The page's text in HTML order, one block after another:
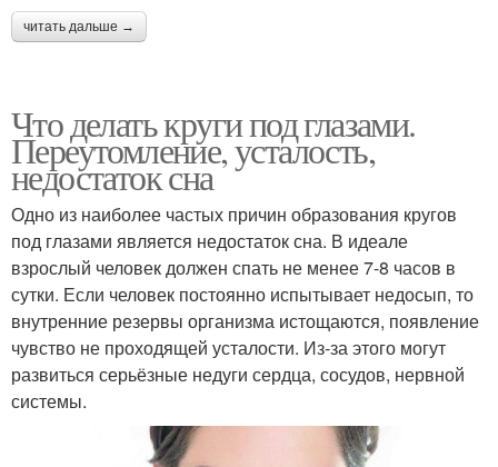
читать дальше →
Что делать круги под глазами.
Переутомление, усталость,
недостаток сна
Одно из наиболее частых причин образования кругов
под глазами является недостаток сна. В идеале
взрослый человек должен спать не менее 7-8 часов в
сутки. Если человек постоянно испытывает недосып, то
внутренние резервы организма истощаются, появление
чувство не проходящей усталости. Из-за этого могут
развиться серьёзные недуги сердца, сосудов, нервной
системы.